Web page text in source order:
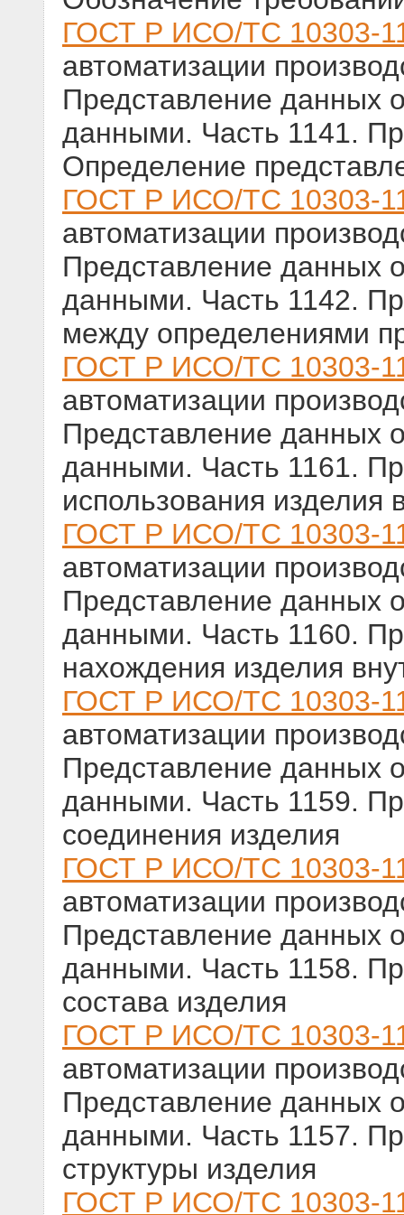
ГОСТ Р ИСО/ТС 10303-
автоматизации
Представление данных
данными. Часть 1141.
Определение
ГОСТ Р ИСО/ТС 10303-
автоматизации
Представление данных
данными. Часть 1142.
между определениями
ГОСТ Р ИСО/ТС 10303-
автоматизации
Представление данных
данными. Часть 1161.
использования изделия
ГОСТ Р ИСО/ТС 10303-
автоматизации
Представление данных
данными. Часть 1160.
нахождения изделия
ГОСТ Р ИСО/ТС 10303-
автоматизации
Представление данных
данными. Часть 1159.
соединения изделия
ГОСТ Р ИСО/ТС 10303-
автоматизации
Представление данных
данными. Часть 1158.
состава изделия
ГОСТ Р ИСО/ТС 10303-
автоматизации
Представление данных
данными. Часть 1157.
структуры изделия
ГОСТ Р ИСО/ТС 10303-